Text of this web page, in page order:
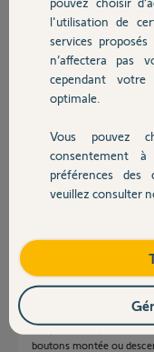
Autres produits
Devis avec un
Contact
Réponses
Y a t-il un témoin
Au besoin posez ici une
panneau de commande.
Bonjour NON pas de
boutons montée ou
l'utilisation de
services
n’affectera pas
cependant votre
optimale.
Vous pouvez
consentement
préférences des
veuillez consulter